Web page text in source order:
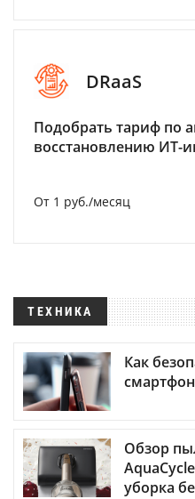
DRaaS
Подобрать тариф по
восстановлению ИТ-
От 1 руб./месяц
ТЕХНИКА
Как
Обзор
уборка